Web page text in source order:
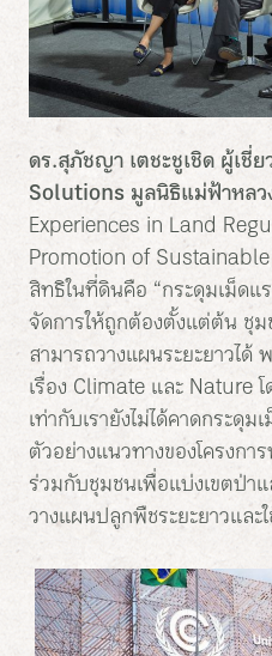
ดร.สุภัชญา เตชะชูเชิด ผู้เชี่
Solutions มูลนิธิแม่ฟ้าหลว
Experiences in Land
Promotion of Sustainable
สิทธิในที่ดินคือ “กระดุมเม็ด
จัดการให้ถูกต้องตั้งแต่ต้น ชุ
สามารถวางแผนระยะยาวได้
เรื่อง Climate และ Nature
เท่ากับเรายังไม่ได้คาดกระดุ
ตัวอย่างแนวทางของโครงก
ร่วมกับชุมชนเพื่อแบ่งเขตป่า
วางแผนปลูกพืชระยะยาวแล